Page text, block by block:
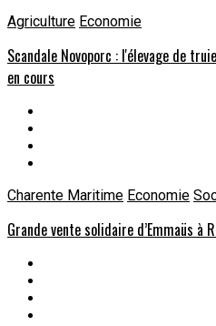
Agriculture Economie
Scandale Novoporc : l'élevage de
en cours
Charente Maritime Economie
Grande vente solidaire d’Emmaüs à